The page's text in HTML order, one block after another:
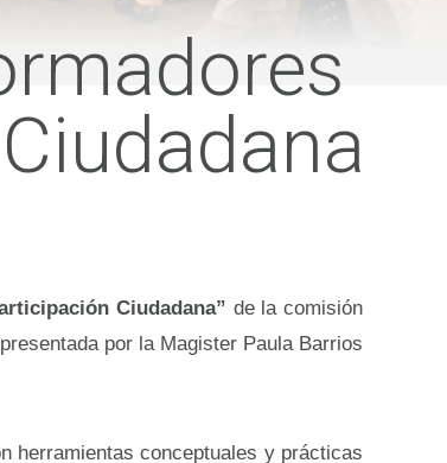
Ciudadana” de la comisión
por la Magister Paula Barrios
herramientas conceptuales y prácticas